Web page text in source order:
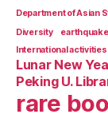
Department of Asian
Diversity earthquake
International activities
Lunar New
Peking U.
rare